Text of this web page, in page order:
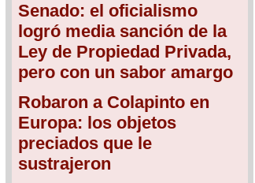
Senado: el oficialismo
logró media sanción de la
Ley de Propiedad Privada,
pero con un sabor amargo
Robaron a Colapinto en
Europa: los objetos
preciados que le
sustrajeron